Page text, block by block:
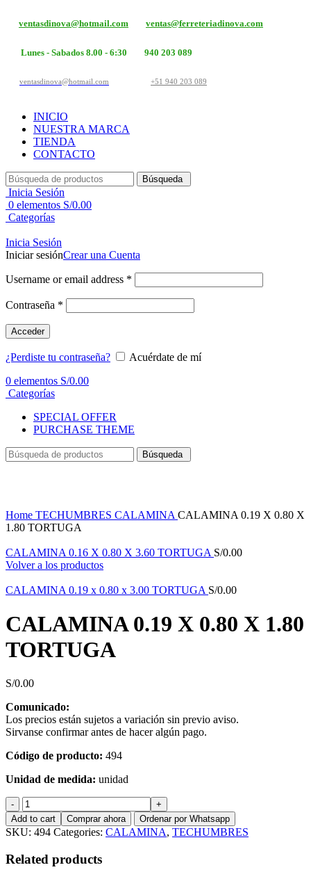
ventasdinova@hotmail.com ventas@ferreteriadinova.com
Lunes - Sabados 8.00 - 6:30 940 203 089
ventasdinova@hotmail.com +51 940 203 089
INICIO
NUESTRA MARCA
TIENDA
CONTACTO
Búsqueda
Inicia Sesión
0 elementos S/0.00
Categorías
Inicia Sesión
Iniciar sesiónCrear una Cuenta
Username or email address *
Contraseña *
Acceder
¿Perdiste tu contraseña?
Acuérdate de mí
0 elementos S/0.00
Categorías
SPECIAL OFFER
PURCHASE THEME
Búsqueda
Home TECHUMBRES CALAMINA CALAMINA 0.19 X 0.80 X
1.80 TORTUGA
CALAMINA 0.16 X 0.80 X 3.60 TORTUGA S/0.00
Volver a los productos
CALAMINA 0.19 x 0.80 x 3.00 TORTUGA S/0.00
CALAMINA 0.19 X 0.80 X 1.80
TORTUGA
S/0.00
Comunicado:
Los precios están sujetos a variación sin previo aviso.
Sirvanse confirmar antes de hacer algún pago.
Código de producto: 494
Unidad de medida: unidad
CALAMINA
0.19
X
0.80
X
1.80
Add to cart Comprar ahora Ordenar por Whatsapp
SKU: 494 Categories: CALAMINA, TECHUMBRES
Related products